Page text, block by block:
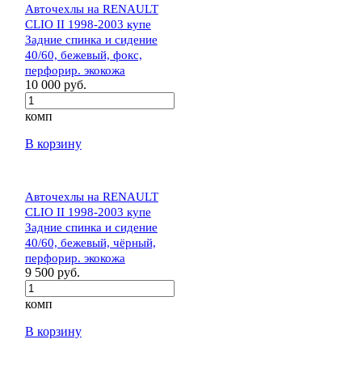
Авточехлы на RENAULT
CLIO II 1998-2003 купе
Задние спинка и сидение
40/60, бежевый, фокс,
перфорир. экокожа
10 000 руб.
комп
В корзину
Авточехлы на RENAULT
CLIO II 1998-2003 купе
Задние спинка и сидение
40/60, бежевый, чёрный,
перфорир. экокожа
9 500 руб.
комп
В корзину